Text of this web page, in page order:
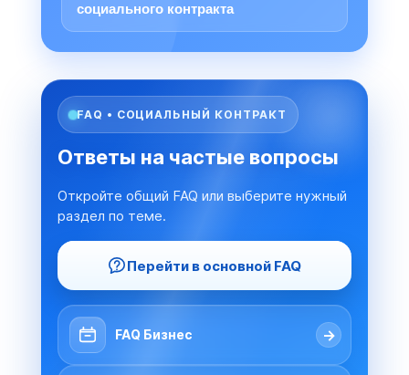
социального контракта
FAQ • СОЦИАЛЬНЫЙ КОНТРАКТ
Ответы на частые вопросы
Откройте общий FAQ или выберите нужный
раздел по теме.
Перейти в основной FAQ
FAQ Бизнес →